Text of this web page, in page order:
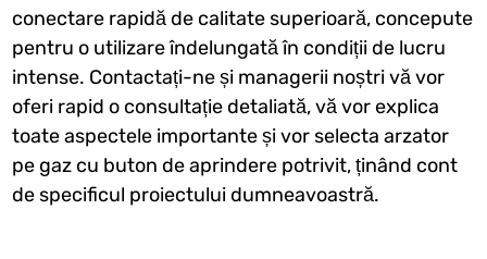
conectare rapidă de calitate superioară, concepute
pentru o utilizare îndelungată în condiții de lucru
intense. Contactați-ne și managerii noștri vă vor
oferi rapid o consultație detaliată, vă vor explica
toate aspectele importante și vor selecta arzator
pe gaz cu buton de aprindere potrivit, ținând cont
de specificul proiectului dumneavoastră.